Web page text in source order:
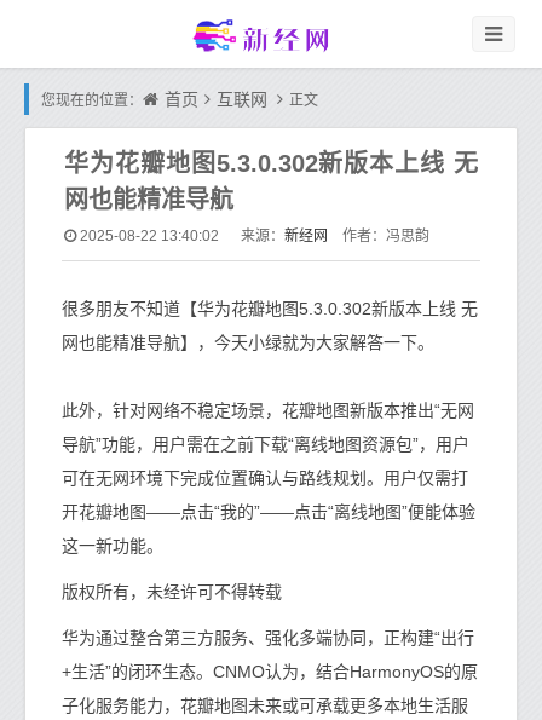
您现在的位置： 首页 互联网 正文
华为花瓣地图5.3.0.302新版本上线 无
网也能精准导航
2025-08-22 13:40:02 来源： 新经网 作者：冯思韵
很多朋友不知道【华为花瓣地图5.3.0.302新版本上线 无
网也能精准导航】，今天小绿就为大家解答一下。
此外，针对网络不稳定场景，花瓣地图新版本推出“无网
导航”功能，用户需在之前下载“离线地图资源包”，用户
可在无网环境下完成位置确认与路线规划。用户仅需打
开花瓣地图——点击“我的”——点击“离线地图”便能体验
这一新功能。
版权所有，未经许可不得转载
华为通过整合第三方服务、强化多端协同，正构建“出行
+生活”的闭环生态。CNMO认为，结合HarmonyOS的原
子化服务能力，花瓣地图未来或可承载更多本地生活服